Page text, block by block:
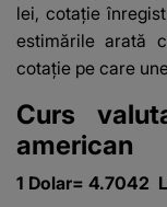
lei, cotație
estimările arată
cotație pe care
Curs
american
1 Dolar= 4.7042